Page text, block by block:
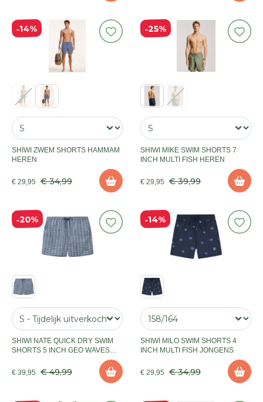
14%
SHIWI ZWEM SHORTS HAMMAM
HEREN
€ 29,95 € 34,99
25%
SHIWI MIKE SWIM SHORTS 7
INCH MULTI FISH HEREN
€ 29,95 € 39,99
20%
SHIWI NATE QUICK DRY SWIM
SHORTS 5 INCH GEO WAVES
€ 39,95
€ 49,99
14%
SHIWI MILO SWIM SHORTS 4
INCH MULTI FISH JONGENS
€ 29,95 € 34,99